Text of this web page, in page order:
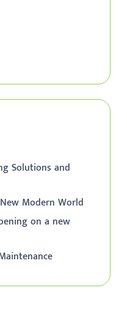
Solutions and
Modern World
on a new